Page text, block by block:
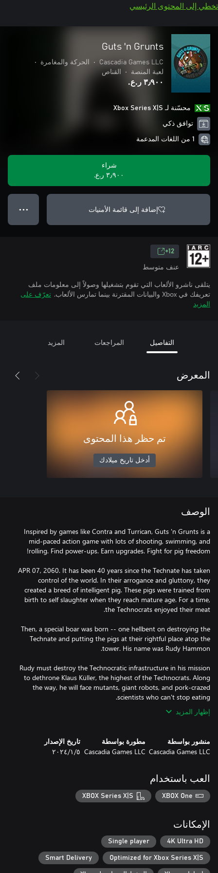
تخطي إلى المحتوى الرئيسي
Guts 'n Grunts
Cascadia Games LLC
• الحركة والمغامرة
•
لعبة المنصة
• القناص
٣٫٩٠٠ ر.ع.‏
محسّنة لـ Xbox Series X|S
توافق ذكي
1 من اللغات المدعمة
شراء
٣٫٩٠٠ ر.ع.‏
إضافة إلى قائمة الأمنيات ● ● ●
12+
عنف متوسط
يتلقى ناشرو الألعاب التي تقوم بتشغيلها وصولاً إلى معلومات ملف
تعريفك في Xbox والبيانات المقترنة بينما تمارس الألعاب.
تعرّف على
المزيد
التفاصيل المراجعات المزيد
المعرض
تم حظر هذا المحتوى
أدخل تاريخ ميلادك
الوصف
Inspired by games like Contra and Turrican, Guts 'n Grunts is a
mid-paced action game with lots of shooting, swimming, and
APR 07, 2060. It has been 40 years since the Technate has taken
control of the world. In their arrogance and gluttony, they
created a breed of intelligent pig. These pigs were trained from
birth to self slaughter when they reach mature age. For a time,
Then, a special boar was born -- one hellbent on destroying the
Technate and putting the pigs at their rightful place atop the
Rudy must destroy the Technocratic infrastructure in his mission
to dethrone Klaus Küller, the highest of the Technocrats. Along
the way, he will face mutants, giant robots, and pork-crazed
scientists who can't stop eating.
إظهار المزيد
منشور بواسطة
Cascadia Games LLC
مطورة بواسطة
Cascadia Games LLC
تاريخ الإصدار
٥‏/١‏/٢٠٢٤
العب باستخدام
XBOX One
XBOX Series X|S
الإمكانات
4K Ultra HD
Single player
Optimized for Xbox Series X|S
Smart Delivery